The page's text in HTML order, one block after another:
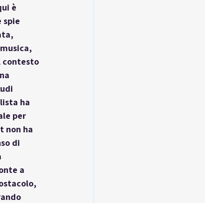
è
spie
contesto
ha
per
non ha
di
a